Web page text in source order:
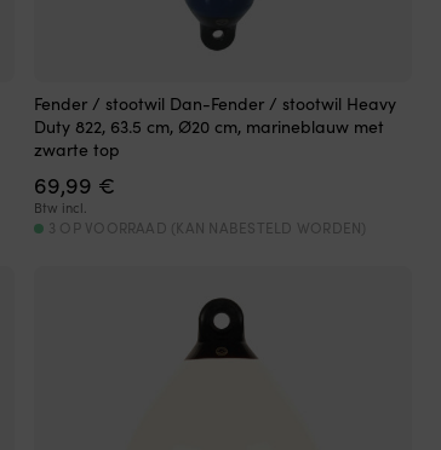
Fender / stootwil Dan-Fender / stootwil Heavy
Duty 822, 63.5 cm, Ø20 cm, marineblauw met
zwarte top
69,99 €
Btw incl.
3 OP VOORRAAD (KAN NABESTELD WORDEN)